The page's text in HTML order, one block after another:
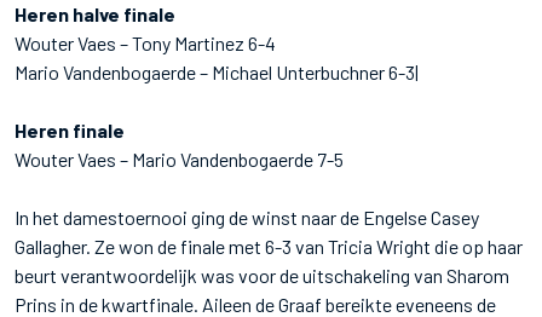
Heren halve finale
Wouter Vaes – Tony Martinez 6-4
Mario Vandenbogaerde – Michael Unterbuchner 6-3|
Heren finale
Wouter Vaes – Mario Vandenbogaerde 7-5
In het damestoernooi ging de winst naar de Engelse Casey
Gallagher. Ze won de finale met 6-3 van Tricia Wright die op haar
beurt verantwoordelijk was voor de uitschakeling van Sharom
Prins in de kwartfinale. Aileen de Graaf bereikte eveneens de